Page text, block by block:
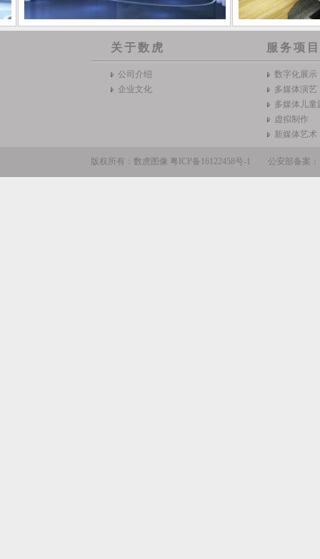
关于数虎 服务项目
公司介绍
企业文化
数字化展示
多媒体演艺
多媒体儿童
虚拟制作
新媒体艺术
版权所有：数虎图像 粤ICP备16122458号-1 公安部备案：